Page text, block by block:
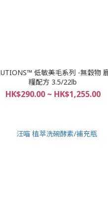
低敏美毛系列 -無穀物
糧配方 3.5/22lb
HK$290.00 ~ HK$1,255.00